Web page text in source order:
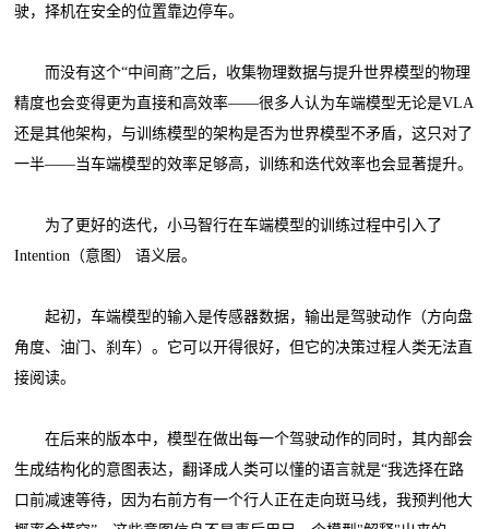
驶，择机在安全的位置靠边停车。
而没有这个“中间商”之后，收集物理数据与提升世界模型的物理
精度也会变得更为直接和高效率——很多人认为车端模型无论是VLA
还是其他架构，与训练模型的架构是否为世界模型不矛盾，这只对了
一半——当车端模型的效率足够高，训练和迭代效率也会显著提升。
为了更好的迭代，小马智行在车端模型的训练过程中引入了
Intention（意图） 语义层。
起初，车端模型的输入是传感器数据，输出是驾驶动作（方向盘
角度、油门、刹车）。它可以开得很好，但它的决策过程人类无法直
接阅读。
在后来的版本中，模型在做出每一个驾驶动作的同时，其内部会
生成结构化的意图表达，翻译成人类可以懂的语言就是“我选择在路
口前减速等待，因为右前方有一个行人正在走向斑马线，我预判他大